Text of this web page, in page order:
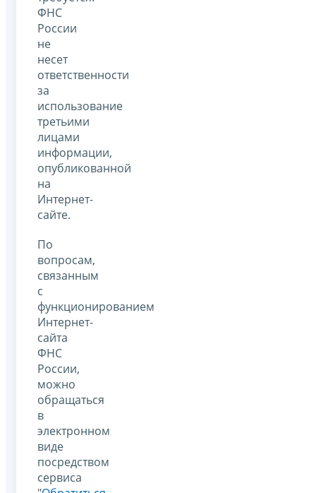
ФНС
России
не
несет
ответственности
за
использование
третьими
лицами
информации,
опубликованной
на
Интернет-
сайте.
По
вопросам,
связанным
с
функционированием
Интернет-
сайта
ФНС
России,
можно
обращаться
в
электронном
виде
посредством
сервиса